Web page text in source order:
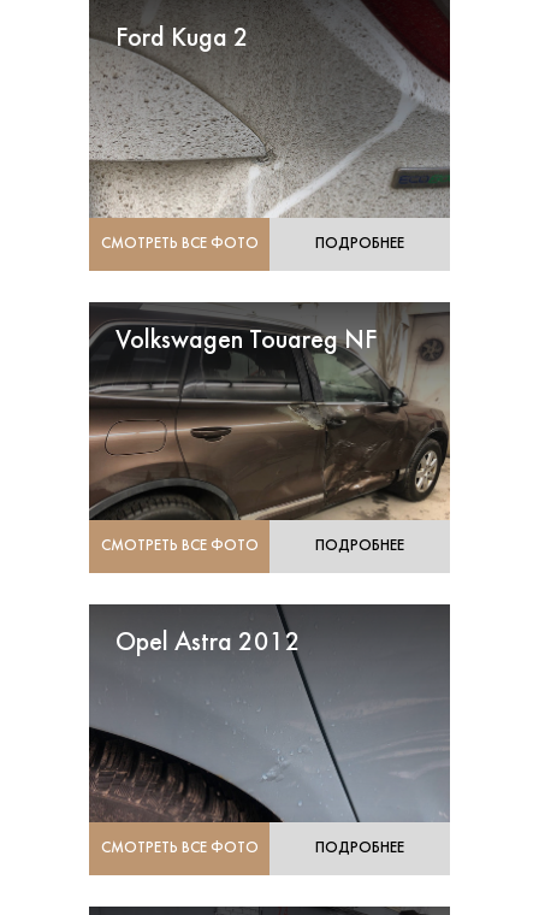
Ford Kuga 2
СМОТРЕТЬ ВСЕ ФОТО ПОДРОБНЕЕ
Volkswagen Touareg NF
СМОТРЕТЬ ВСЕ ФОТО ПОДРОБНЕЕ
Opel Astra 2012
СМОТРЕТЬ ВСЕ ФОТО ПОДРОБНЕЕ